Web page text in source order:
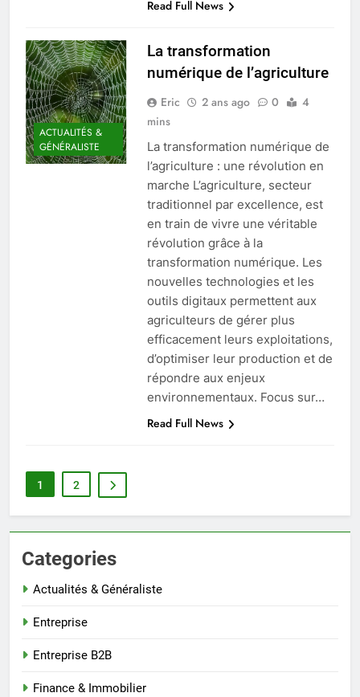
Read Full News
ACTUALITÉS &
GÉNÉRALISTE
La transformation
numérique de l’agriculture
Eric 2 ans ago 0
4
mins
La transformation numérique de
l’agriculture : une révolution en
marche L’agriculture, secteur
traditionnel par excellence, est
en train de vivre une véritable
révolution grâce à la
transformation numérique. Les
nouvelles technologies et les
outils digitaux permettent aux
agriculteurs de gérer plus
efficacement leurs exploitations,
d’optimiser leur production et de
répondre aux enjeux
environnementaux. Focus sur…
Read Full News
1 2
Categories
Actualités & Généraliste
Entreprise
Entreprise B2B
Finance & Immobilier